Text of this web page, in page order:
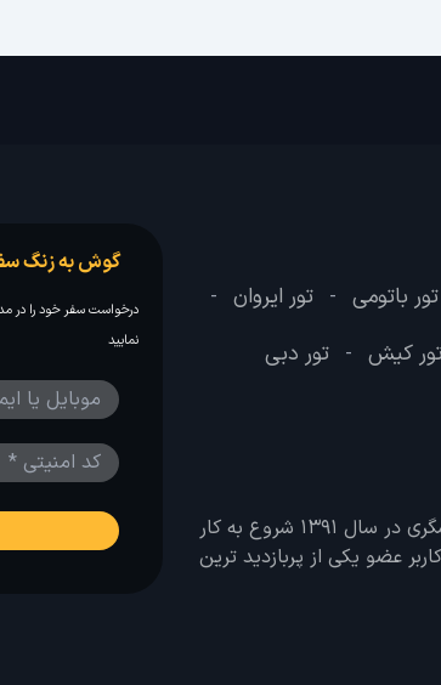
تور باتومی - تور ایروان -
کیش - تور دبی
وب سایت لحظه آخر با هدف ایجاد بانکی جامع در تمامی زمینه های گردشگری در سال 1391 شروع به کار
کاربر عضو یکی از پربازدید ترین
گوش به زنگ
درخواست سفر خود را در
نمایید